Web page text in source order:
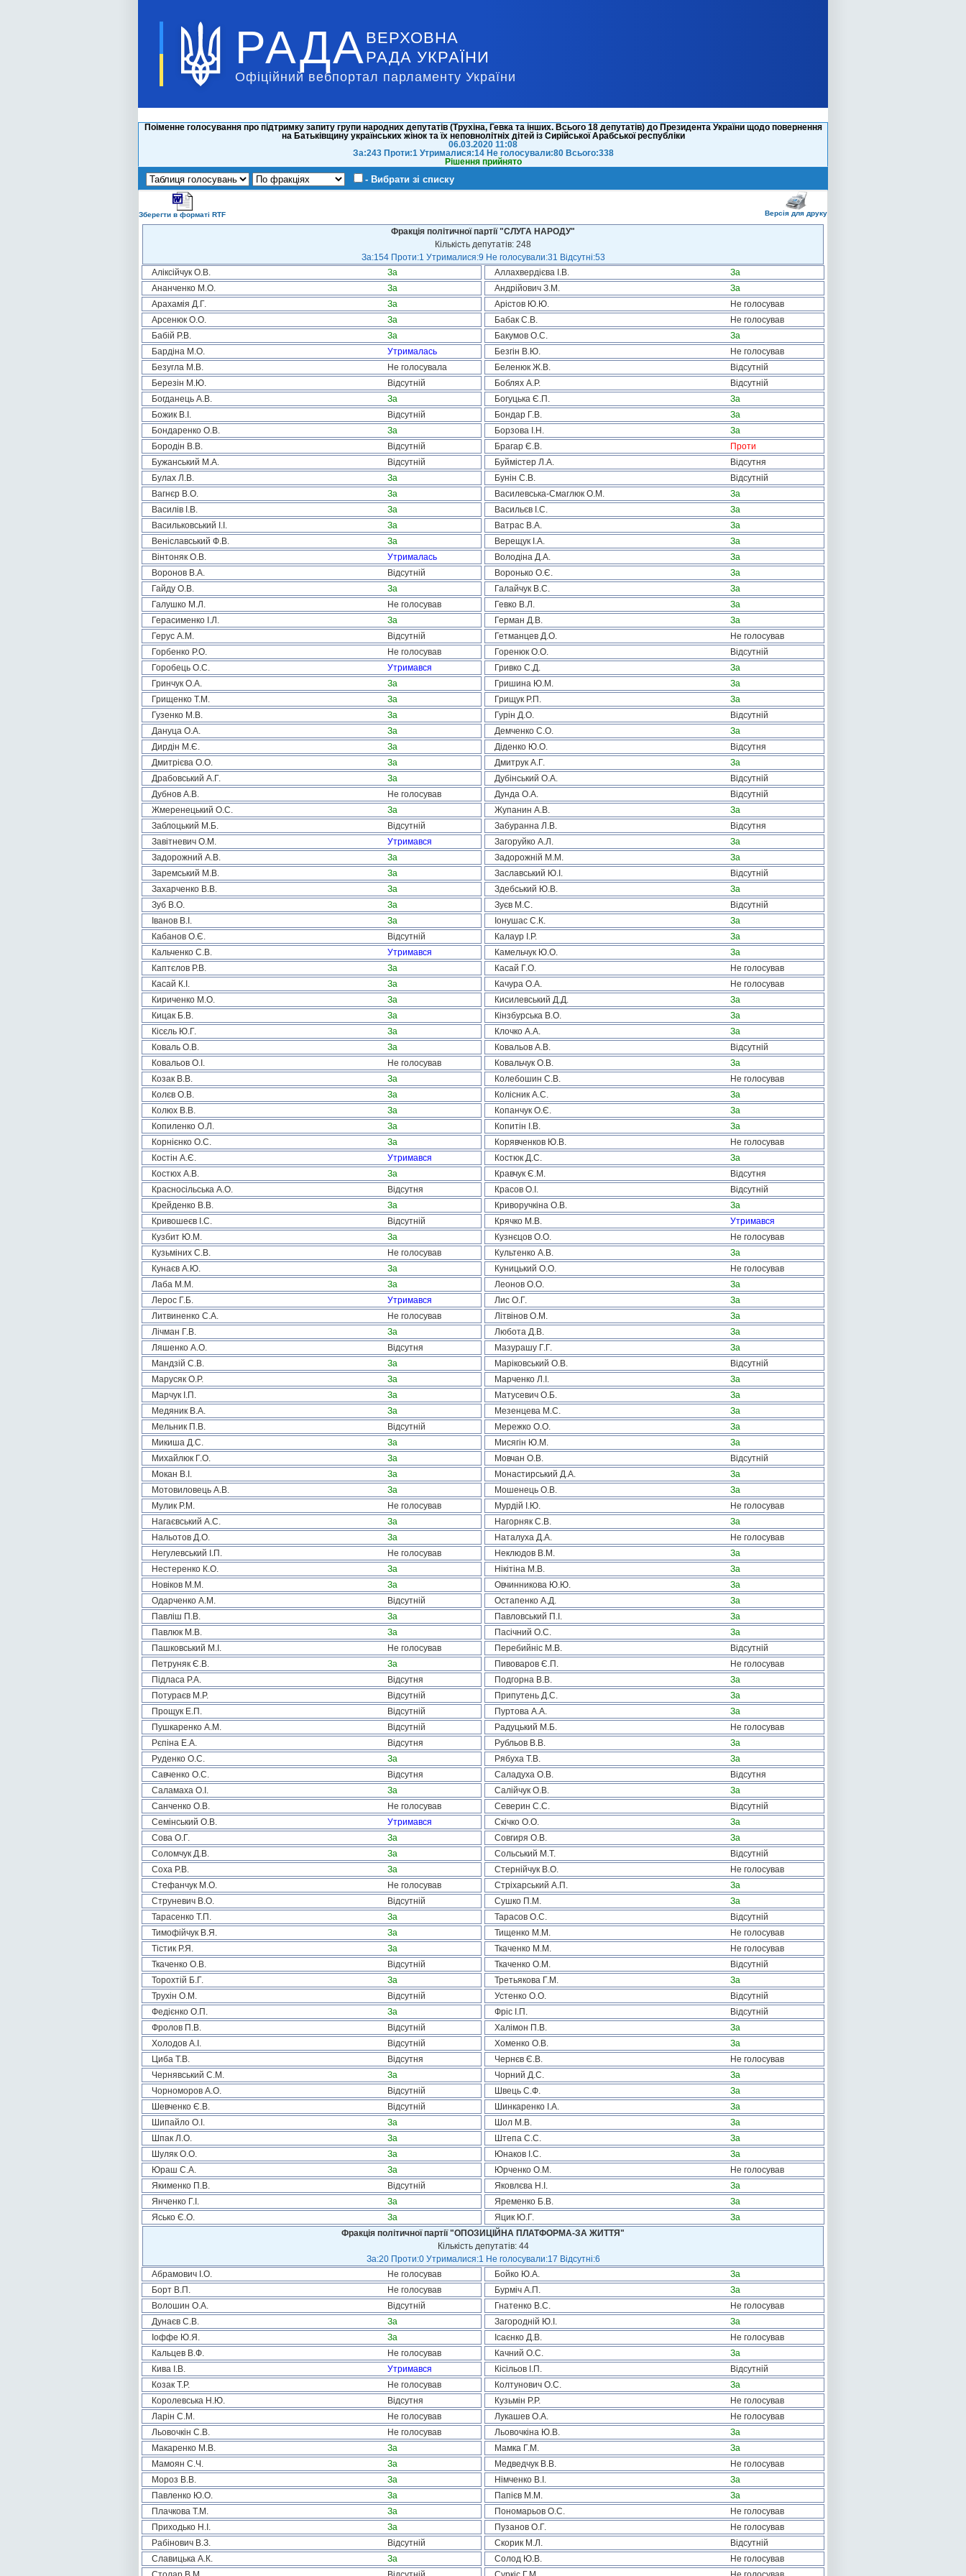
РАДА ВЕРХОВНА
РАДА УКРАЇНИ
Офіційний вебпортал парламенту України
Поіменне голосування про підтримку запиту групи народних депутатів (Трухіна, Гевка та інших. Всього 18 депутатів) до Президента України щодо повернення
на Батьківщину українських жінок та їх неповнолітніх дітей із Сирійської Арабської республіки
06.03.2020 11:08
За:243 Проти:1 Утрималися:14 Не голосували:80 Всього:338
Рішення прийнято
- Вибрати зі списку
Зберегти в форматі RTF Версія для друку
Фракція політичної партії "СЛУГА НАРОДУ"
Кількість депутатів: 248
За:154 Проти:1 Утрималися:9 Не голосували:31 Відсутні:53
Аліксійчук О.В.
За Аллахвердієва І.В.
За
Ананченко М.О.
За Андрійович З.М.
За
Арахамія Д.Г.
За Арістов Ю.Ю.
Не голосував
Арсенюк О.О.
За Бабак С.В.
Не голосував
Бабій Р.В.
За Бакумов О.С.
За
Бардіна М.О.
Утрималась Безгін В.Ю.
Не голосував
Безугла М.В.
Не голосувала Беленюк Ж.В.
Відсутній
Березін М.Ю.
Відсутній Боблях А.Р.
Відсутній
Богданець А.В.
За Богуцька Є.П.
За
Божик В.І.
Відсутній Бондар Г.В.
За
Бондаренко О.В.
За Борзова І.Н.
За
Бородін В.В.
Відсутній Брагар Є.В.
Проти
Бужанський М.А.
Відсутній Буймістер Л.А.
Відсутня
Булах Л.В.
За Бунін С.В.
Відсутній
Вагнєр В.О.
За Василевська-Смаглюк О.М.
За
Василів І.В.
За Васильєв І.С.
За
Васильковський І.І.
За Ватрас В.А.
За
Веніславський Ф.В.
За Верещук І.А.
За
Вінтоняк О.В.
Утрималась Володіна Д.А.
За
Воронов В.А.
Відсутній Воронько О.Є.
За
Гайду О.В.
За Галайчук В.С.
За
Галушко М.Л.
Не голосував Гевко В.Л.
За
Герасименко І.Л.
За Герман Д.В.
За
Герус А.М.
Відсутній Гетманцев Д.О.
Не голосував
Горбенко Р.О.
Не голосував Горенюк О.О.
Відсутній
Горобець О.С.
Утримався Гривко С.Д.
За
Гринчук О.А.
За Гришина Ю.М.
За
Грищенко Т.М.
За Грищук Р.П.
За
Гузенко М.В.
За Гурін Д.О.
Відсутній
Дануца О.А.
За Демченко С.О.
За
Дирдін М.Є.
За Діденко Ю.О.
Відсутня
Дмитрієва О.О.
За Дмитрук А.Г.
За
Драбовський А.Г.
За Дубінський О.А.
Відсутній
Дубнов А.В.
Не голосував Дунда О.А.
Відсутній
Жмеренецький О.С.
За Жупанин А.В.
За
Заблоцький М.Б.
Відсутній Забуранна Л.В.
Відсутня
Завітневич О.М.
Утримався Загоруйко А.Л.
За
Задорожний А.В.
За Задорожній М.М.
За
Заремський М.В.
За Заславський Ю.І.
Відсутній
Захарченко В.В.
За Здебський Ю.В.
За
Зуб В.О.
За Зуєв М.С.
Відсутній
Іванов В.І.
За Іонушас С.К.
За
Кабанов О.Є.
Відсутній Калаур І.Р.
За
Кальченко С.В.
Утримався Камельчук Ю.О.
За
Каптєлов Р.В.
За Касай Г.О.
Не голосував
Касай К.І.
За Качура О.А.
Не голосував
Кириченко М.О.
За Кисилевський Д.Д.
За
Кицак Б.В.
За Кінзбурська В.О.
За
Кісєль Ю.Г.
За Клочко А.А.
За
Коваль О.В.
За Ковальов А.В.
Відсутній
Ковальов О.І.
Не голосував Ковальчук О.В.
За
Козак В.В.
За Колебошин С.В.
Не голосував
Колєв О.В.
За Колісник А.С.
За
Колюх В.В.
За Копанчук О.Є.
За
Копиленко О.Л.
За Копитін І.В.
За
Корнієнко О.С.
За Корявченков Ю.В.
Не голосував
Костін А.Є.
Утримався Костюк Д.С.
За
Костюх А.В.
За Кравчук Є.М.
Відсутня
Красносільська А.О.
Відсутня Красов О.І.
Відсутній
Крейденко В.В.
За Криворучкіна О.В.
За
Кривошеєв І.С.
Відсутній Крячко М.В.
Утримався
Кузбит Ю.М.
За Кузнєцов О.О.
Не голосував
Кузьміних С.В.
Не голосував Культенко А.В.
За
Кунаєв А.Ю.
За Куницький О.О.
Не голосував
Лаба М.М.
За Леонов О.О.
За
Лерос Г.Б.
Утримався Лис О.Г.
За
Литвиненко С.А.
Не голосував Літвінов О.М.
За
Лічман Г.В.
За Любота Д.В.
За
Ляшенко А.О.
Відсутня Мазурашу Г.Г.
За
Мандзій С.В.
За Маріковський О.В.
Відсутній
Марусяк О.Р.
За Марченко Л.І.
За
Марчук І.П.
За Матусевич О.Б.
За
Медяник В.А.
За Мезенцева М.С.
За
Мельник П.В.
Відсутній Мережко О.О.
За
Микиша Д.С.
За Мисягін Ю.М.
За
Михайлюк Г.О.
За Мовчан О.В.
Відсутній
Мокан В.І.
За Монастирський Д.А.
За
Мотовиловець А.В.
За Мошенець О.В.
За
Мулик Р.М.
Не голосував Мурдій І.Ю.
Не голосував
Нагаєвський А.С.
За Нагорняк С.В.
За
Нальотов Д.О.
За Наталуха Д.А.
Не голосував
Негулевський І.П.
Не голосував Неклюдов В.М.
За
Нестеренко К.О.
За Нікітіна М.В.
За
Новіков М.М.
За Овчинникова Ю.Ю.
За
Одарченко А.М.
Відсутній Остапенко А.Д.
За
Павліш П.В.
За Павловський П.І.
За
Павлюк М.В.
За Пасічний О.С.
За
Пашковський М.І.
Не голосував Перебийніс М.В.
Відсутній
Петруняк Є.В.
За Пивоваров Є.П.
Не голосував
Підласа Р.А.
Відсутня Подгорна В.В.
За
Потураєв М.Р.
Відсутній Припутень Д.С.
За
Прощук Е.П.
Відсутній Пуртова А.А.
За
Пушкаренко А.М.
Відсутній Радуцький М.Б.
Не голосував
Рєпіна Е.А.
Відсутня Рубльов В.В.
За
Руденко О.С.
За Рябуха Т.В.
За
Савченко О.С.
Відсутня Саладуха О.В.
Відсутня
Саламаха О.І.
За Салійчук О.В.
За
Санченко О.В.
Не голосував Северин С.С.
Відсутній
Семінський О.В.
Утримався Скічко О.О.
За
Сова О.Г.
За Совгиря О.В.
За
Соломчук Д.В.
За Сольський М.Т.
Відсутній
Соха Р.В.
За Стернійчук В.О.
Не голосував
Стефанчук М.О.
Не голосував Стріхарський А.П.
За
Струневич В.О.
Відсутній Сушко П.М.
За
Тарасенко Т.П.
За Тарасов О.С.
Відсутній
Тимофійчук В.Я.
За Тищенко М.М.
Не голосував
Тістик Р.Я.
За Ткаченко М.М.
Не голосував
Ткаченко О.В.
Відсутній Ткаченко О.М.
Відсутній
Торохтій Б.Г.
За Третьякова Г.М.
За
Трухін О.М.
Відсутній Устенко О.О.
Відсутній
Федієнко О.П.
За Фріс І.П.
Відсутній
Фролов П.В.
Відсутній Халімон П.В.
За
Холодов А.І.
Відсутній Хоменко О.В.
За
Циба Т.В.
Відсутня Чернєв Є.В.
Не голосував
Чернявський С.М.
За Чорний Д.С.
За
Чорноморов А.О.
Відсутній Швець С.Ф.
За
Шевченко Є.В.
Відсутній Шинкаренко І.А.
За
Шипайло О.І.
За Шол М.В.
За
Шпак Л.О.
За Штепа С.С.
За
Шуляк О.О.
За Юнаков І.С.
За
Юраш С.А.
За Юрченко О.М.
Не голосував
Якименко П.В.
Відсутній Яковлєва Н.І.
За
Янченко Г.І.
За Яременко Б.В.
За
Ясько Є.О.
За Яцик Ю.Г.
За
Фракція політичної партії "ОПОЗИЦІЙНА ПЛАТФОРМА-ЗА ЖИТТЯ"
Кількість депутатів: 44
За:20 Проти:0 Утрималися:1 Не голосували:17 Відсутні:6
Абрамович І.О.
Не голосував Бойко Ю.А.
За
Борт В.П.
Не голосував Бурміч А.П.
За
Волошин О.А.
Відсутній Гнатенко В.С.
Не голосував
Дунаєв С.В.
За Загородній Ю.І.
За
Іоффе Ю.Я.
За Ісаєнко Д.В.
Не голосував
Кальцев В.Ф.
Не голосував Качний О.С.
За
Кива І.В.
Утримався Кісільов І.П.
Відсутній
Козак Т.Р.
Не голосував Колтунович О.С.
За
Королевська Н.Ю.
Відсутня Кузьмін Р.Р.
Не голосував
Ларін С.М.
Не голосував Лукашев О.А.
Не голосував
Льовочкін С.В.
Не голосував Льовочкіна Ю.В.
За
Макаренко М.В.
За Мамка Г.М.
За
Мамоян С.Ч.
За Медведчук В.В.
Не голосував
Мороз В.В.
За Німченко В.І.
За
Павленко Ю.О.
За Папієв М.М.
За
Плачкова Т.М.
За Пономарьов О.С.
Не голосував
Приходько Н.І.
За Пузанов О.Г.
Не голосував
Рабінович В.З.
Відсутній Скорик М.Л.
Відсутній
Славицька А.К.
За Солод Ю.В.
Не голосував